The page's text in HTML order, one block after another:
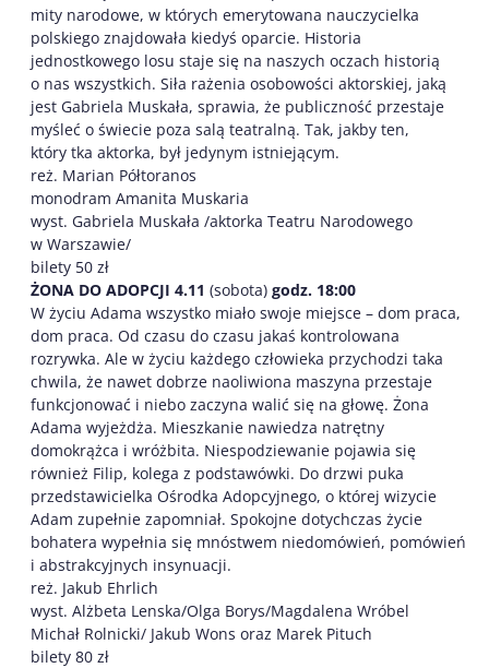
mity narodowe, w których emerytowana nauczycielka
polskiego znajdowała kiedyś oparcie. Historia
jednostkowego losu staje się na naszych oczach historią
o nas wszystkich. Siła rażenia osobowości aktorskiej, jaką
jest Gabriela Muskała, sprawia, że publiczność przestaje
myśleć o świecie poza salą teatralną. Tak, jakby ten,
który tka aktorka, był jedynym istniejącym.
reż. Marian Półtoranos
monodram Amanita Muskaria
wyst. Gabriela Muskała /aktorka Teatru Narodowego
w Warszawie/
bilety 50 zł
ŻONA DO ADOPCJI 4.11 (sobota) godz. 18:00
W życiu Adama wszystko miało swoje miejsce – dom praca,
dom praca. Od czasu do czasu jakaś kontrolowana
rozrywka. Ale w życiu każdego człowieka przychodzi taka
chwila, że nawet dobrze naoliwiona maszyna przestaje
funkcjonować i niebo zaczyna walić się na głowę. Żona
Adama wyjeżdża. Mieszkanie nawiedza natrętny
domokrążca i wróżbita. Niespodziewanie pojawia się
również Filip, kolega z podstawówki. Do drzwi puka
przedstawicielka Ośrodka Adopcyjnego, o której wizycie
Adam zupełnie zapomniał. Spokojne dotychczas życie
bohatera wypełnia się mnóstwem niedomówień, pomówień
i abstrakcyjnych insynuacji.
reż. Jakub Ehrlich
wyst. Alżbeta Lenska/Olga Borys/Magdalena Wróbel
Michał Rolnicki/ Jakub Wons oraz Marek Pituch
bilety 80 zł